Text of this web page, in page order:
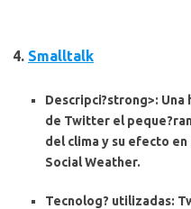
4. Smalltalk
Descripci?strong>:
de Twitter el
del clima y su efecto
Social Weather.
Tecnolog? utilizadas: